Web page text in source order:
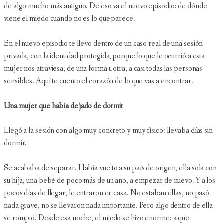
de algo mucho más antiguo. De eso va el nuevo episodio: de dónde
viene el miedo cuando no es lo que parece.
En el nuevo episodio te llevo dentro de un caso real de una sesión
privada, con la identidad protegida, porque lo que le ocurrió a esta
mujer nos atraviesa, de una forma u otra, a casi todas las personas
sensibles. Aquí te cuento el corazón de lo que vas a encontrar.
Una mujer que había dejado de dormir
Llegó a la sesión con algo muy concreto y muy físico: llevaba días sin
dormir.
Se acababa de separar. Había vuelto a su país de origen, ella sola con
su hija, una bebé de poco más de un año, a empezar de nuevo. Y a los
pocos días de llegar, le entraron en casa. No estaban ellas, no pasó
nada grave, no se llevaron nada importante. Pero algo dentro de ella
se rompió. Desde esa noche, el miedo se hizo enorme: a que